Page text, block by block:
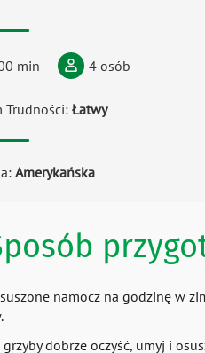
min 4 osób
Trudności: Łatwy
Amerykańska
suszone namocz na godzinę w
grzyby dobrze oczyść, umyj i